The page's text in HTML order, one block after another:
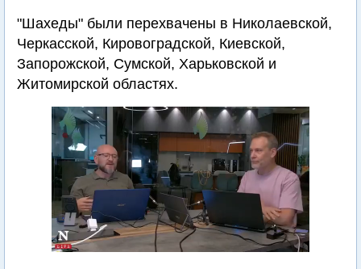
"Шахеды" были перехвачены в Николаевской,
Черкасской, Кировоградской, Киевской,
Запорожской, Сумской, Харьковской и
Житомирской областях.